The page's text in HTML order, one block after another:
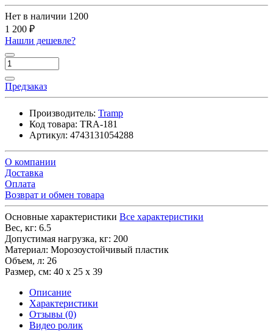
Нет в наличии 1200
1 200 ₽
Нашли дешевле?
Предзаказ
Производитель: Tramp
Код товара: TRA-181
Артикул: 4743131054288
О компании
Доставка
Оплата
Возврат и обмен товара
Основные характеристики Все характеристики
Вес, кг: 6.5
Допустимая нагрузка, кг: 200
Материал: Морозоустойчивый пластик
Объем, л: 26
Размер, см: 40 х 25 х 39
Описание
Характеристики
Отзывы (0)
Видео ролик